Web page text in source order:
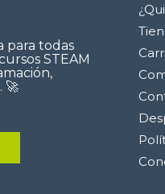
para todas
STEAM
🚀